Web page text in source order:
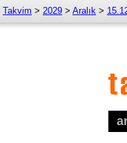
Takvim > 2029 > Aralık >